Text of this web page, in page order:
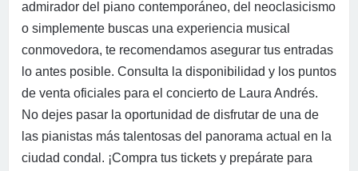
admirador del piano contemporáneo, del neoclasicismo
o simplemente buscas una experiencia musical
conmovedora, te recomendamos asegurar tus entradas
lo antes posible. Consulta la disponibilidad y los puntos
de venta oficiales para el concierto de Laura Andrés.
No dejes pasar la oportunidad de disfrutar de una de
las pianistas más talentosas del panorama actual en la
ciudad condal. ¡Compra tus tickets y prepárate para